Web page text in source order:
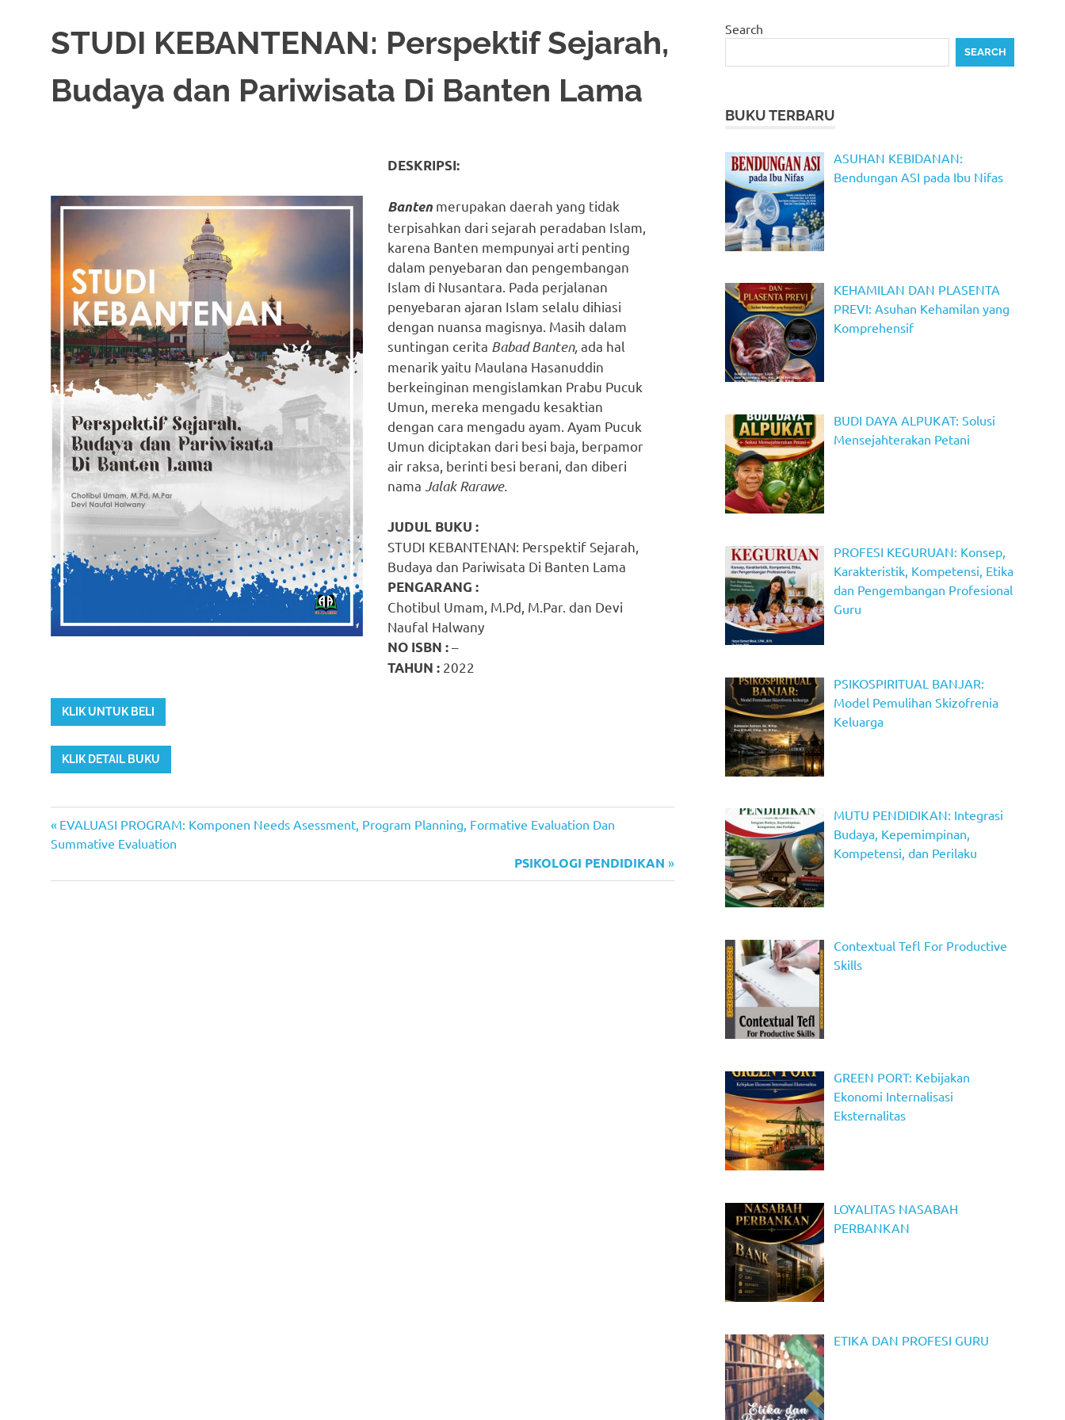
STUDI KEBANTENAN: Perspektif Sejarah,
Budaya dan Pariwisata Di Banten Lama
DESKRIPSI:
Banten merupakan daerah yang tidak
terpisahkan dari sejarah peradaban Islam,
karena Banten mempunyai arti penting
dalam penyebaran dan pengembangan
Islam di Nusantara. Pada perjalanan
penyebaran ajaran Islam selalu dihiasi
dengan nuansa magisnya. Masih dalam
suntingan cerita Babad Banten,ada hal
menarik yaitu Maulana Hasanuddin
berkeinginan mengislamkan Prabu Pucuk
Umun, mereka mengadu kesaktian
dengan cara mengadu ayam. Ayam Pucuk
Umun diciptakan dari besi baja, berpamor
air raksa, berinti besi berani, dan diberi
nama Jalak Rarawe.
JUDUL BUKU :
STUDI KEBANTENAN: Perspektif Sejarah,
Budaya dan Pariwisata Di Banten Lama
PENGARANG :
Chotibul Umam, M.Pd, M.Par. dan Devi
Naufal Halwany
NO ISBN :–
TAHUN : 2022
KLIK UNTUK BELI
KLIK DETAIL BUKU
Post
Previous
Post:
EVALUASI PROGRAM: Komponen Needs Asessment, Program Planning, Formative Evaluation Dan
Summative Evaluation
Next
Post:
PSIKOLOGI PENDIDIKAN
Search
SEARCH
BUKU TERBARU
ASUHAN KEBIDANAN:
Bendungan ASI pada Ibu Nifas
KEHAMILAN DAN PLASENTA
PREVI: Asuhan Kehamilan yang
Komprehensif
BUDI DAYA ALPUKAT: Solusi
Mensejahterakan Petani
PROFESI KEGURUAN: Konsep,
Karakteristik, Kompetensi, Etika
dan Pengembangan Profesional
Guru
PSIKOSPIRITUAL BANJAR:
Model Pemulihan Skizofrenia
Keluarga
MUTU PENDIDIKAN: Integrasi
Budaya, Kepemimpinan,
Kompetensi, dan Perilaku
Contextual Tefl For Productive
Skills
GREEN PORT: Kebijakan
Ekonomi Internalisasi
Eksternalitas
LOYALITAS NASABAH
PERBANKAN
ETIKA DAN PROFESI GURU